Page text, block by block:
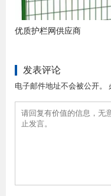
优质护栏网供应商
发表评论
电子邮件地址不会被公开。